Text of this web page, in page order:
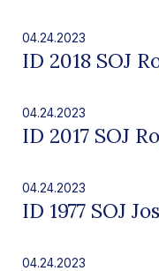
04.24.2023
ID 2018 SOJ
04.24.2023
ID 2017 SOJ
04.24.2023
ID 1977 SOJ
04.24.2023